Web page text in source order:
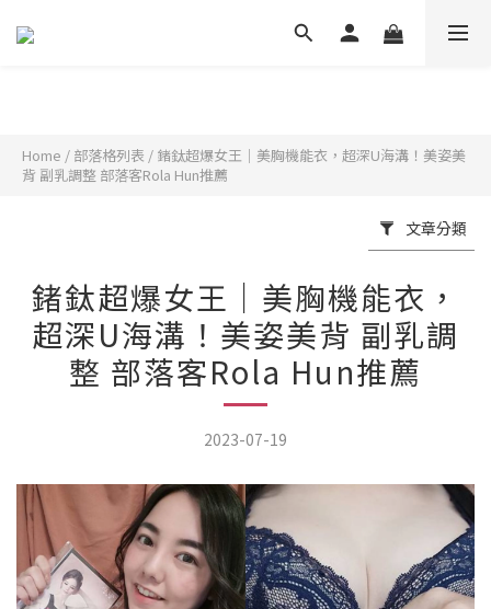
Home / 部落格列表 / 鍺鈦超爆女王｜美胸機能衣，超深U海溝！美姿美
背 副乳調整 部落客Rola Hun推薦
文章分類
鍺鈦超爆女王｜美胸機能衣，
超深U海溝！美姿美背 副乳調
整 部落客Rola Hun推薦
2023-07-19